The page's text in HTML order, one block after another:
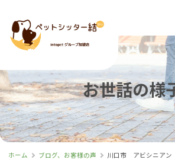
お世話の様
ホーム ブログ、お客様の声 川口市 アビシニア